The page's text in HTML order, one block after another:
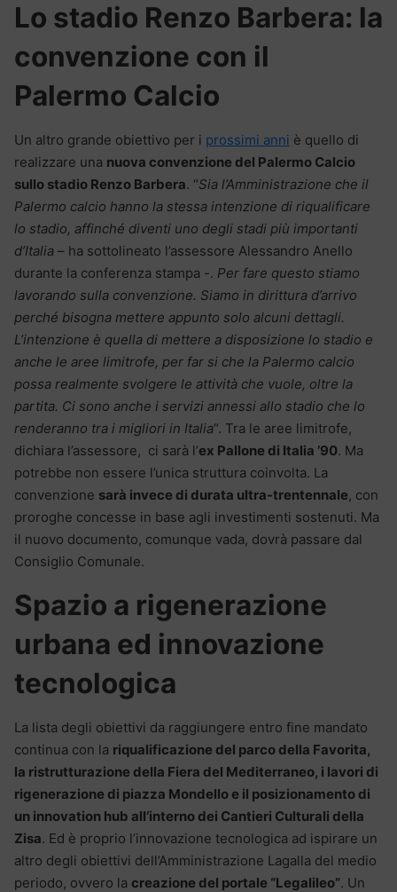
Lo stadio Renzo Barbera: la
convenzione con il
Palermo Calcio
Un altro grande obiettivo per i prossimi anni è quello di
realizzare una nuova convenzione del Palermo Calcio
sullo stadio Renzo Barbera. “Sia l’Amministrazione che il
Palermo calcio hanno la stessa intenzione di riqualificare
lo stadio, affinché diventi uno degli stadi più importanti
d’Italia – ha sottolineato l’assessore Alessandro Anello
durante la conferenza stampa -. Per fare questo stiamo
lavorando sulla convenzione. Siamo in dirittura d’arrivo
perché bisogna mettere appunto solo alcuni dettagli.
L’intenzione è quella di mettere a disposizione lo stadio e
anche le aree limitrofe, per far si che la Palermo calcio
possa realmente svolgere le attività che vuole, oltre la
partita. Ci sono anche i servizi annessi allo stadio che lo
renderanno tra i migliori in Italia“. Tra le aree limitrofe,
dichiara l’assessore, ci sarà l’ex Pallone di Italia ’90. Ma
potrebbe non essere l’unica struttura coinvolta. La
convenzione sarà invece di durata ultra-trentennale, con
proroghe concesse in base agli investimenti sostenuti. Ma
il nuovo documento, comunque vada, dovrà passare dal
Consiglio Comunale.
Spazio a rigenerazione
urbana ed innovazione
tecnologica
La lista degli obiettivi da raggiungere entro fine mandato
continua con la riqualificazione del parco della Favorita,
la ristrutturazione della Fiera del Mediterraneo, i lavori di
rigenerazione di piazza Mondello e il posizionamento di
un innovation hub all’interno dei Cantieri Culturali della
Zisa. Ed è proprio l’innovazione tecnologica ad ispirare un
altro degli obiettivi dell’Amministrazione Lagalla del medio
periodo, ovvero la creazione del portale “Legalileo”. Un